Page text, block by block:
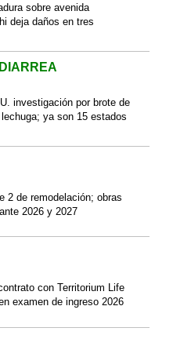
sobre avenida
deja daños en tres
investigación por brote de
ya son 15 estados
2 de remodelación; obras
2026 y 2027
con Territorium Life
examen de ingreso 2026